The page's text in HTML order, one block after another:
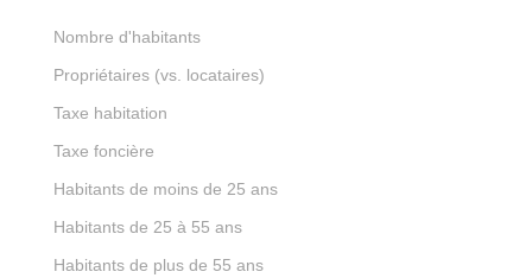
Nombre d'habitants
Propriétaires (vs. locataires)
Taxe habitation
Taxe foncière
Habitants de moins de 25 ans
Habitants de 25 à 55 ans
Habitants de plus de 55 ans